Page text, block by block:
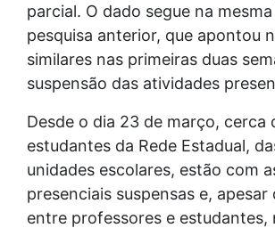
parcial. O dado segue na
pesquisa anterior, que apontou
similares nas primeiras duas
suspensão das atividades
Desde o dia 23 de março, cerca
estudantes da Rede Estadual,
unidades escolares, estão com
presenciais suspensas e, apesar
entre professores e estudantes,